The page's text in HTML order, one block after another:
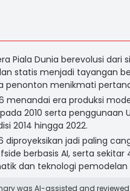
Piala Dunia berevolusi dari
statis menjadi tayangan
penonton menikmati
menandai era produksi
2010 serta penggunaan
2014 hingga 2022.
diproyeksikan jadi paling
berbasis AI, serta
dan teknologi pemodelan
was AI-assisted and